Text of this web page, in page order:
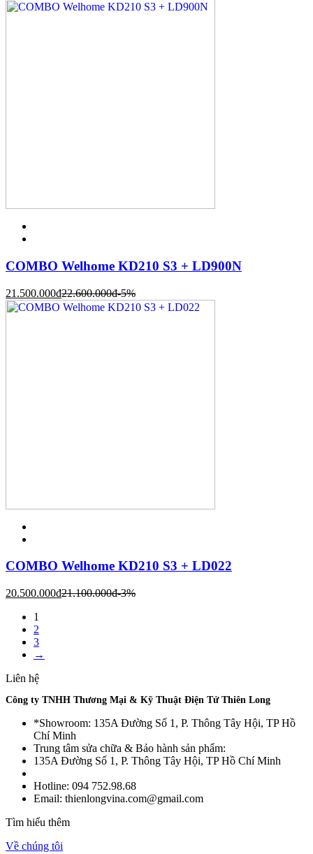
COMBO Welhome KD210 S3 + LD900N
21.500.000đ22.600.000đ-5%
COMBO Welhome KD210 S3 + LD022
20.500.000đ21.100.000đ-3%
1
2
3
→
Liên hệ
Công ty TNHH Thương Mại & Kỹ Thuật Điện Tử Thiên Long
*Showroom: 135A Đường Số 1, P. Thông Tây Hội, TP Hồ
Chí Minh
Trung tâm sửa chữa & Bảo hành sản phẩm:
135A Đường Số 1, P. Thông Tây Hội, TP Hồ Chí Minh
Hotline: 094 752.98.68
Email: thienlongvina.com@gmail.com
Tìm hiểu thêm
Về chúng tôi